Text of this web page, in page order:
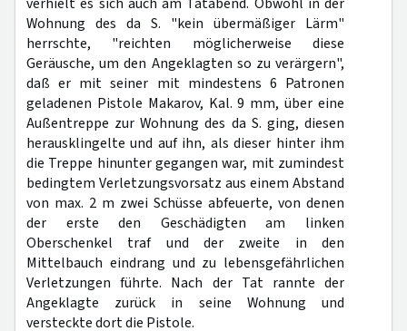
Wohnung des da S. "kein übermäßiger Lärm"
herrschte, "reichten möglicherweise diese
Geräusche, um den Angeklagten so zu verärgern",
daß er mit seiner mit mindestens 6 Patronen
geladenen Pistole Makarov, Kal. 9 mm, über eine
Außentreppe zur Wohnung des da S. ging, diesen
herausklingelte und auf ihn, als dieser hinter ihm
die Treppe hinunter gegangen war, mit zumindest
bedingtem Verletzungsvorsatz aus einem Abstand
von max. 2 m zwei Schüsse abfeuerte, von denen
der erste den Geschädigten am linken
Oberschenkel traf und der zweite in den
Mittelbauch eindrang und zu lebensgefährlichen
Verletzungen führte. Nach der Tat rannte der
Angeklagte zurück in seine Wohnung und
versteckte dort die Pistole.